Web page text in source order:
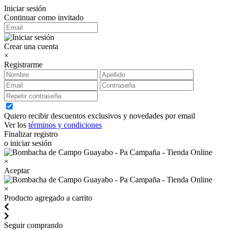
Iniciar sesión
Continuar como invitado
Crear una cuenta
×
Registrarme
Quiero recibir descuentos exclusivos y novedades por email
Ver los términos y condiciones
Finalizar registro
o iniciar sesión
×
Aceptar
×
Producto agregado a carrito
Seguir comprando